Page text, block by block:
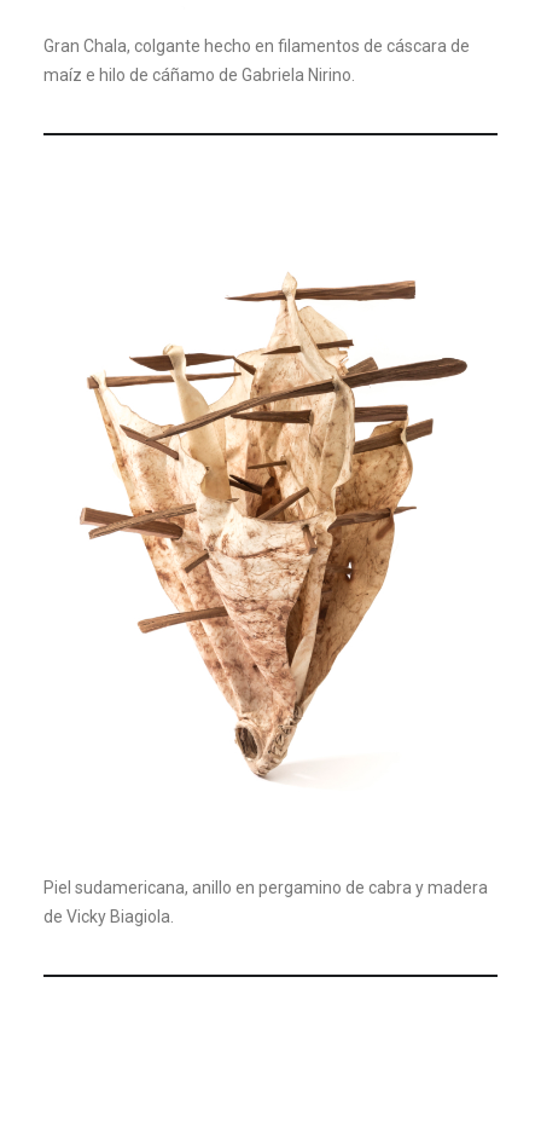
Gran Chala, colgante hecho en filamentos de cáscara de
maíz e hilo de cáñamo de Gabriela Nirino.
Piel sudamericana, anillo en pergamino de cabra y madera
de Vicky Biagiola.